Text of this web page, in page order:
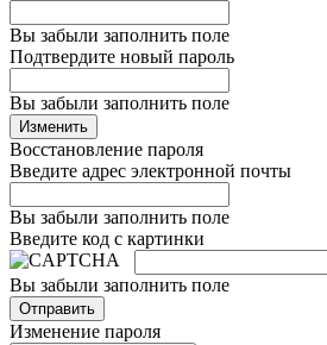
Вы забыли заполнить поле
Подтвердите новый пароль
Вы забыли заполнить поле
Изменить
Восстановление пароля
Введите адрес электронной почты
Вы забыли заполнить поле
Введите код с картинки
Вы забыли заполнить поле
Отправить
Изменение пароля